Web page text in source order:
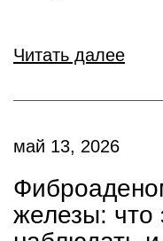
Читать далее
май 13, 2026
железы: что